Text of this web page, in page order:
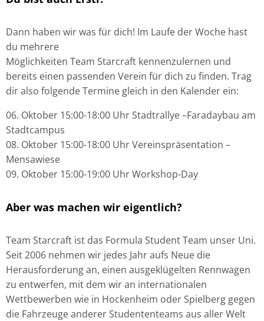
Dann haben wirwas für dich! Im Laufe der Woche hast
du mehrere
Möglichkeiten Team Starcraft kennenzulernen und
bereits einen passenden Verein für dich zu finden. Trag
dir also folgende Termine gleich in den Kalender ein:
06. Oktober 15:00-18:00 Uhr Stadtrallye –Faradaybau am
Stadtcampus
08. Oktober 15:00-18:00 Uhr Vereinspräsentation –
Mensawiese
09. Oktober 15:00-19:00 Uhr Workshop-Day
Aber was machen wir eigentlich?
Team Starcraft ist das Formula Student Team unser Uni.
Seit 2006 nehmen wir jedes Jahraufs Neue die
Herausforderung an, einen ausgeklügelten Rennwagen
zu entwerfen, mit dem wiran internationalen
Wettbewerben wie in Hockenheim oder Spielberg gegen
die Fahrzeuge anderer Studententeams aus aller Welt